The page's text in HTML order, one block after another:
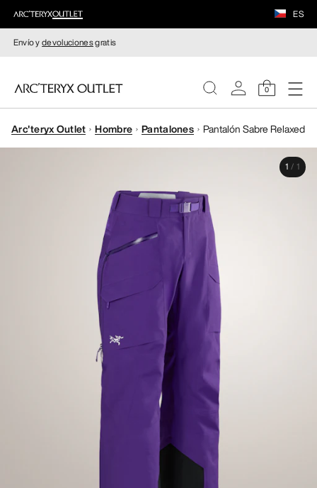
ES
Envío ydevolucionesgratis
0
MUJERE
Arc'teryx Outlet Hombre Pantalones Pantalón Sabre Relaxed
1 / 1